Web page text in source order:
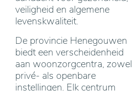
veiligheid en algemene
levenskwaliteit.
De provincie Henegouwen
biedt een verscheidenheid
aan woonzorgcentra, zowel
privé- als openbare
instellingen. Elk centrum